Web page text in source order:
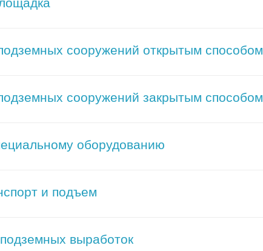
сооружений открытым способом
сооружений закрытым способом
оборудованию
и подъем
выработок